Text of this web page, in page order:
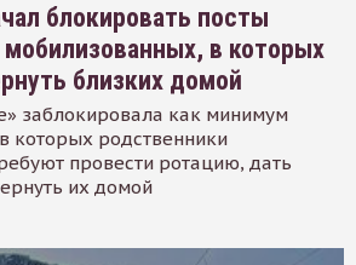
блокировать посты
в которых
близких домой
заблокировала как минимум
которых родственники
провести ротацию, дать
их домой